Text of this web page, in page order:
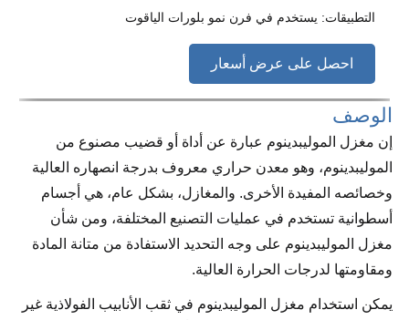
التطبيقات: يستخدم في فرن نمو بلورات الياقوت
احصل على عرض أسعار
الوصف
إن مغزل الموليبدينوم عبارة عن أداة أو قضيب مصنوع من
الموليبدينوم، وهو معدن حراري معروف بدرجة انصهاره العالية
وخصائصه المفيدة الأخرى. والمغازل، بشكل عام، هي أجسام
أسطوانية تستخدم في عمليات التصنيع المختلفة، ومن شأن
مغزل الموليبدينوم على وجه التحديد الاستفادة من متانة المادة
ومقاومتها لدرجات الحرارة العالية.
يمكن استخدام مغزل الموليبدينوم في ثقب الأنابيب الفولاذية غير